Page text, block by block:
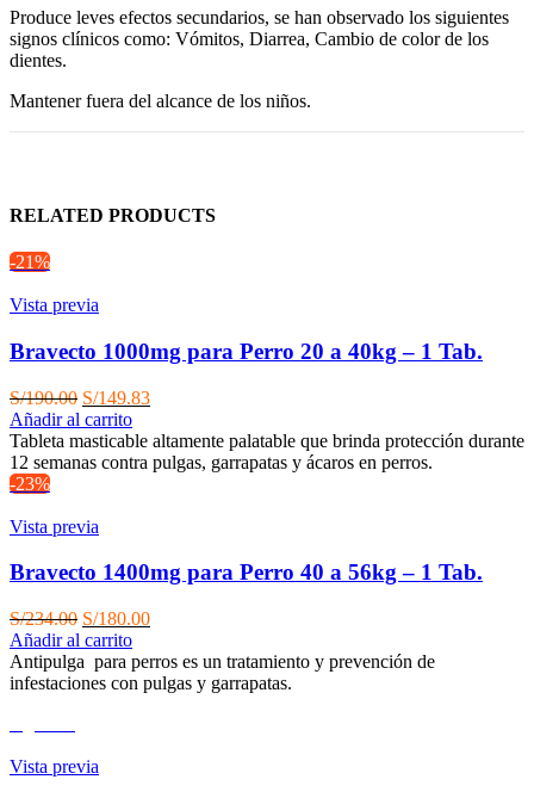
Produce leves efectos secundarios, se han observado los siguientes
signos clínicos como: Vómitos, Diarrea, Cambio de color de los
dientes.
Mantener fuera del alcance de los niños.
RELATED PRODUCTS
-21%
Vista previa
Bravecto 1000mg para Perro 20 a 40kg – 1 Tab.
S/190.00 El
precio
original
era:
S/149.83El
actual
es:
Añadir al carrito
Tableta masticable altamente palatable que brinda protección durante
12 semanas contra pulgas, garrapatas y ácaros en perros.
-23%
Vista previa
Bravecto 1400mg para Perro 40 a 56kg – 1 Tab.
S/234.00 El
precio
original
era:
S/180.00El
actual
es:
Añadir al carrito
Antipulga para perros es un tratamiento y prevención de
infestaciones con pulgas y garrapatas.
Vista previa